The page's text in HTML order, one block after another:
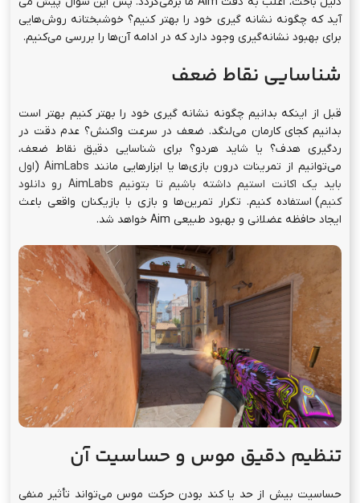
آید که چگونه نشانه گیری خود را بهتر کنیم؟ خوشبختانه روش‌هایی
برای بهبود نشانه‌گیری وجود دارد که در ادامه آن‌ها را بررسی می‌کنیم.
شناسایی نقاط ضعف
قبل از اینکه بدانیم چگونه نشانه گیری خود را بهتر کنیم بهتر است
بدانیم کجای کارمان می‌لنگد. ضعف در سرعت واکنش؟ عدم دقت در
ردگیری هدف؟ یا شاید هردو؟ برای شناسایی دقیق نقاط ضعف،
می‌توانیم از تمرینات درون بازی‌ها یا ابزارهایی مانند AimLabs
(اول
باید یک اکانت استیم داشته باشیم تا بتونیم AimLabs رو دانلود
کنیم) استفاده کنیم. تکرار تمرین‌ها و بازی با بازیکنان واقعی باعث
ایجاد حافظه عضلانی و بهبود طبیعی Aim خواهد شد.
تنظیم دقیق موس و حساسیت آن
حساسیت بیش از حد یا کند بودن حرکت موس می‌تواند تأثیر منفی